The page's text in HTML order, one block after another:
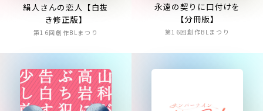
絹人さんの恋人【白抜
き修正版】
第16回創作BLまつり
永遠の契りに口付けを
【分冊版】
第16回創作BLまつり